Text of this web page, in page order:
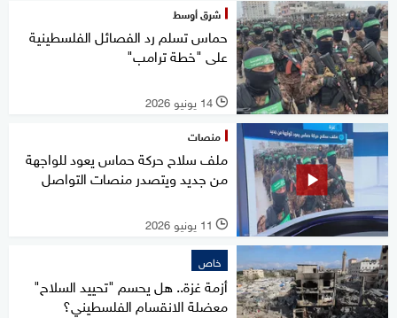
شرق أوسط
حماس تسلم رد الفصائل الفلسطينية
على "خطة ترامب"
l 14 يونيو 2026
منصات
ملف سلاح حركة حماس يعود للواجهة
من جديد ويتصدر منصات التواصل
l 11 يونيو 2026
خاص
أزمة غزة.. هل يحسم "تحييد السلاح"
معضلة الانقسام الفلسطيني؟